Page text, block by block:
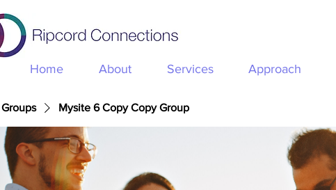
Home About Services Approach
Groups Mysite 6 Copy Copy Group